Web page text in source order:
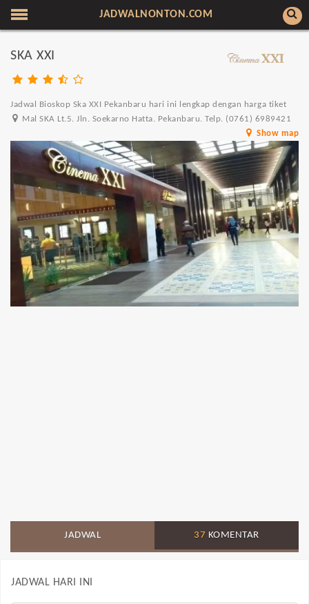
JADWALNONTON.COM
SKA XXI
Jadwal Bioskop Ska XXI Pekanbaru hari ini lengkap dengan harga tiket
Mal SKA Lt.5. Jln. Soekarno Hatta. Pekanbaru. Telp. (0761) 6989421
Show map
JADWAL 37 KOMENTAR
JADWAL HARI INI